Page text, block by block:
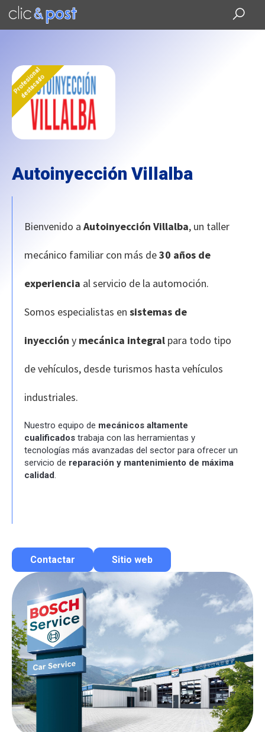
Saltar
contenido
Profesional
destacado
Autoinyección Villalba
Bienvenido a Autoinyección Villalba, un taller
mecánico familiar con más de30 años de
experiencia al servicio de la automoción.
Somos especialistas en sistemas de
inyección y mecánica integral para todo tipo
de vehículos, desde turismos hasta vehículos
industriales.
Nuestro equipo de mecánicos altamente
cualificados trabaja con las herramientas y
tecnologías más avanzadas del sector para ofrecer un
servicio de reparación y mantenimiento de máxima
calidad.
Contactar
Contactar por correo
Llamar por teléfono
Contactar por Whatsapp
Sitio web